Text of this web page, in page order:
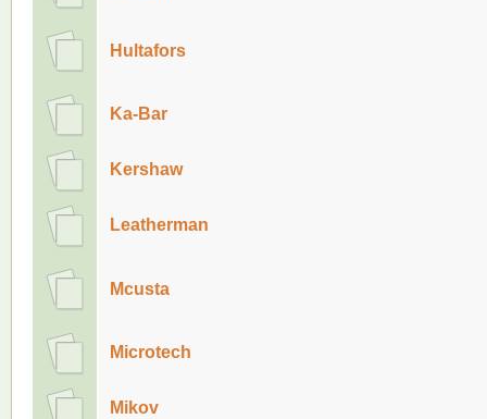
Hultafors
Ka-Bar
Kershaw
Leatherman
Mcusta
Microtech
Mikov